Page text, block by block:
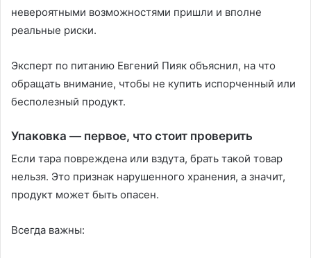
невероятными возможностями пришли и вполне
реальные риски.
Эксперт по питанию Евгений Пияк объяснил, на что
обращать внимание, чтобы не купить испорченный или
бесполезный продукт.
Упаковка — первое, что стоит проверить
Если тара повреждена или вздута, брать такой товар
нельзя. Это признак нарушенного хранения, а значит,
продукт может быть опасен.
Всегда важны: